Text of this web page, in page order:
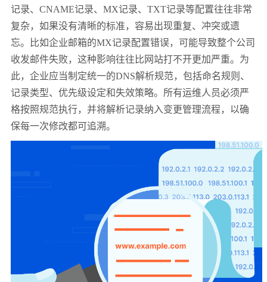
记录、CNAME记录、MX记录、TXT记录等配置往往非常
复杂，如果没有清晰的标准，容易出现重复、冲突或遗
忘。比如企业邮箱的MX记录配置错误，可能导致整个公司
收发邮件失败，这种影响往往比网站打不开更加严重。为
此，企业应当制定统一的DNS解析规范，包括命名规则、
记录类型、优先级设定和失效策略。所有运维人员必须严
格按照规范执行，并将解析记录纳入变更管理流程，以确
保每一次修改都可追溯。